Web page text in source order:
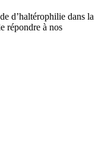
d’haltérophilie dans la
répondre à nos